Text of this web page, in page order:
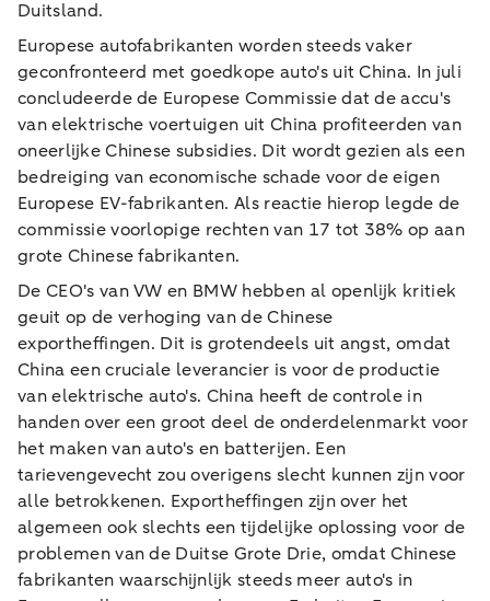
Duitsland.
Europese autofabrikanten worden steeds vaker
geconfronteerd met goedkope auto's uit China. In juli
concludeerde de Europese Commissie dat de accu's
van elektrische voertuigen uit China profiteerden van
oneerlijke Chinese subsidies. Dit wordt gezien als een
bedreiging van economische schade voor de eigen
Europese EV-fabrikanten. Als reactie hierop legde de
commissie voorlopige rechten van 17 tot 38% op aan
grote Chinese fabrikanten.
De CEO's van VW en BMW hebben al openlijk kritiek
geuit op de verhoging van de Chinese
exportheffingen. Dit is grotendeels uit angst, omdat
China een cruciale leverancier is voor de productie
van elektrische auto's. China heeft de controle in
handen over een groot deel de onderdelenmarkt voor
het maken van auto's en batterijen. Een
tarievengevecht zou overigens slecht kunnen zijn voor
alle betrokkenen. Exportheffingen zijn over het
algemeen ook slechts een tijdelijke oplossing voor de
problemen van de Duitse Grote Drie, omdat Chinese
fabrikanten waarschijnlijk steeds meer auto's in